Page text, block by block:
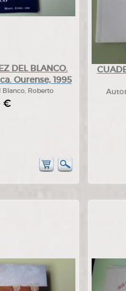
DEL BLANCO.
Ourense, 1995
Blanco, Roberto
€